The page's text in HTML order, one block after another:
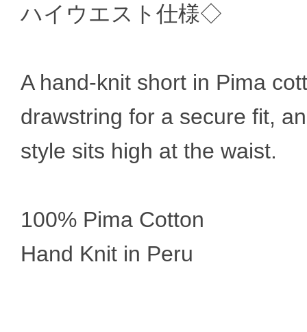
ハイウエスト仕様◇
A hand-knit short in Pima
drawstring for a secure fit,
style sits high at the waist.
100% Pima Cotton
Hand Knit in Peru